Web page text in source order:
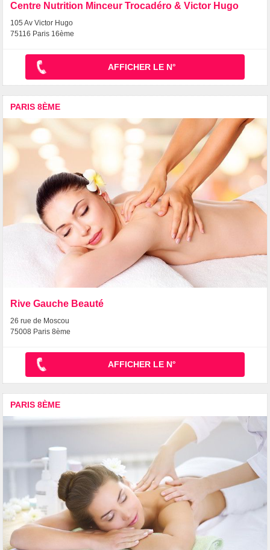
Centre Nutrition Minceur Trocadéro & Victor Hugo
105 Av Victor Hugo
75116 Paris 16ème
AFFICHER LE N°
PARIS 8ÈME
Rive Gauche Beauté
26 rue de Moscou
75008 Paris 8ème
AFFICHER LE N°
PARIS 8ÈME